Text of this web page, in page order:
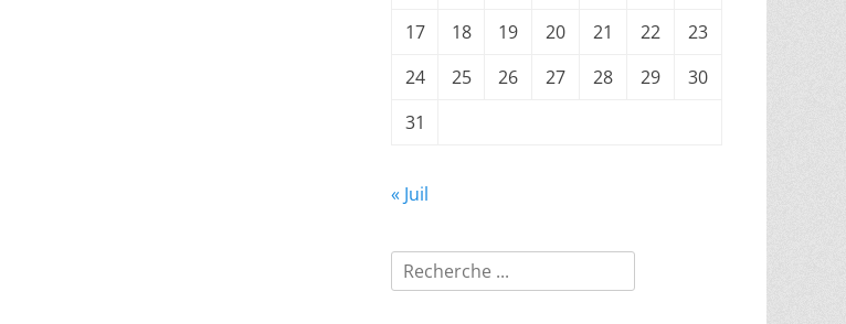
17
18 19 20 21 22
23
24
25 26 27 28 29
30
31
« Juil
Rechercher :